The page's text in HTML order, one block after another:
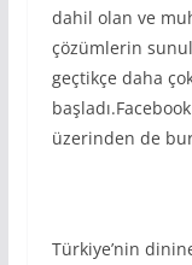
dahil olan ve
çözümlerin
geçtikçe daha
üzerinden de
Türkiye’nin